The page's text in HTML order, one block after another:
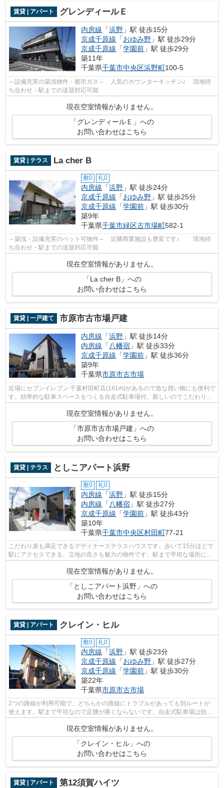
賃貸 | アパート グレンディールＥ
内房線 「浜野 」駅 徒歩15分
京成千原線 「おゆみ野 」駅 徒歩29分
京成千原線 「学園前 」駅 徒歩29分
築11年
千葉県千葉市中央区浜野町100-5
～設備充実の築浅物件・都市ガス～ 人気のカウンターキッチン♪ 現地待
ち合わせ・駅までの送迎対応可能
現在空室情報がありません。
「グレンディールＥ」への
お問い合わせはこちら
賃貸 | テラス La cher B
敷0 礼0
内房線 「浜野 」駅 徒歩24分
京成千原線 「おゆみ野 」駅 徒歩25分
京成千原線 「学園前 」駅 徒歩30分
築9年
千葉県千葉市緑区古市場町582-1
～築浅・設備充実のペット可物件～ 近隣商業施設も豊富です♪ 現地待
ち合わせ・駅までの送迎対応可能
現在空室情報がありません。
「La cher B」への
お問い合わせはこちら
賃貸 | 一戸建て 市原市古市場戸建
内房線 「浜野 」駅 徒歩14分
内房線 「八幡宿 」駅 徒歩33分
京成千原線 「学園前 」駅 徒歩36分
築9年
千葉県市原市古市場
近場にセブンイレブン 千葉村田町店(161m)があるので急な買い物にも便利で
す。効率的な駐車スペースをつくる自走式駐車場付。新しいのでこだわりの
現在空室情報がありません。
「市原市古市場戸建」への
お問い合わせはこちら
賃貸 | テラス としこアパート浜野
敷0 礼0
内房線 「浜野 」駅 徒歩15分
内房線 「 八幡宿 」駅 徒歩27分
京成千原線 「学園前 」駅 徒歩43分
築10年
千葉県千葉市中央区村田町77-21
こだわり派も満足できるデザイナーズテラスハウスです。歩いて15分ほどで
駅にアクセスできる、立地の良さも魅力の物件です。駅まで平坦な場所に位
置する物件で、自転車をよく使う方に...
現在空室情報がありません。
「としこアパート浜野」への
お問い合わせはこちら
賃貸 | アパート クレイン・ヒル
敷0 礼0
内房線 「浜野 」駅 徒歩23分
京成千原線 「おゆみ野 」駅 徒歩27分
京成千原線 「学園前 」駅 徒歩30分
築22年
千葉県市原市古市場
2つの路線が利用可能で、どちらかの路線にトラブルがあっても別ルートが
使えます。駅まで平坦なので足腰が痛くならないです。自走式駐車場は効率
現在空室情報がありません。
「クレイン・ヒル」への
お問い合わせはこちら
賃貸 | アパート 第12須賀ハイツ